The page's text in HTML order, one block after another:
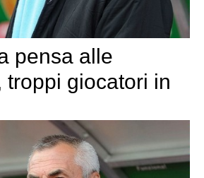
pensa alle
troppi giocatori in